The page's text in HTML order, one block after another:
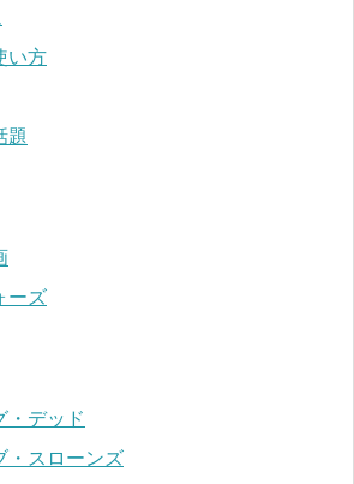
い方
題
ーズ
・デッド
・スローンズ